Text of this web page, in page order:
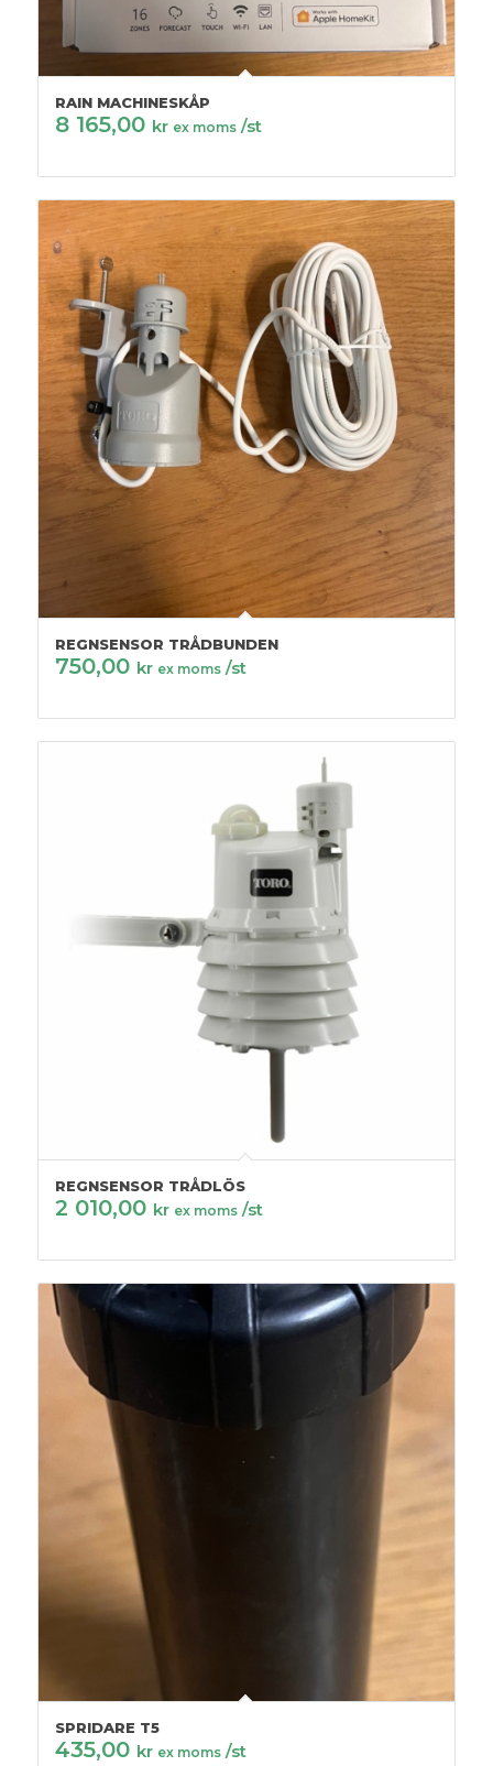
RAIN MACHINESKÅP
8 165,00 kr ex moms /st
REGNSENSOR TRÅDBUNDEN
750,00 kr ex moms /st
REGNSENSOR TRÅDLÖS
2 010,00 kr ex moms /st
SPRIDARE T5
435,00 kr ex moms /st